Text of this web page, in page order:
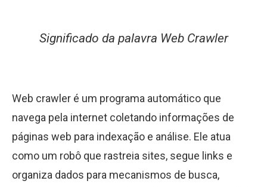
Significado da palavra Web Crawler
Web crawler é um programa automático que
navega pela internet coletando informações de
páginas web para indexação e análise. Ele atua
como um robô que rastreia sites, segue links e
organiza dados para mecanismos de busca,